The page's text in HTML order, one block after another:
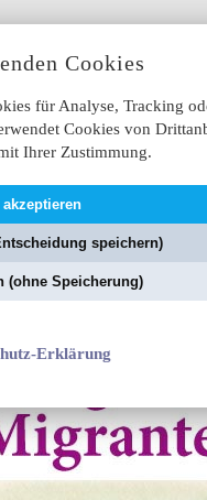
Cookies
für Analyse, Tracking
Cookies von
Ihrer Zustimmung.
speichern)
(ohne Speicherung)
Erklärung